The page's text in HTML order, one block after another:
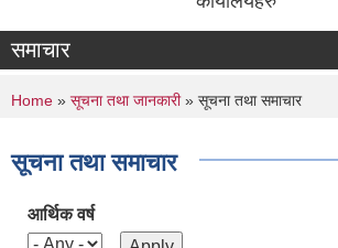
समाचार
You are here
Home » सूचना तथा जानकारी» सूचना तथा समाचार
सूचना तथा समाचार
आर्थिक वर्ष